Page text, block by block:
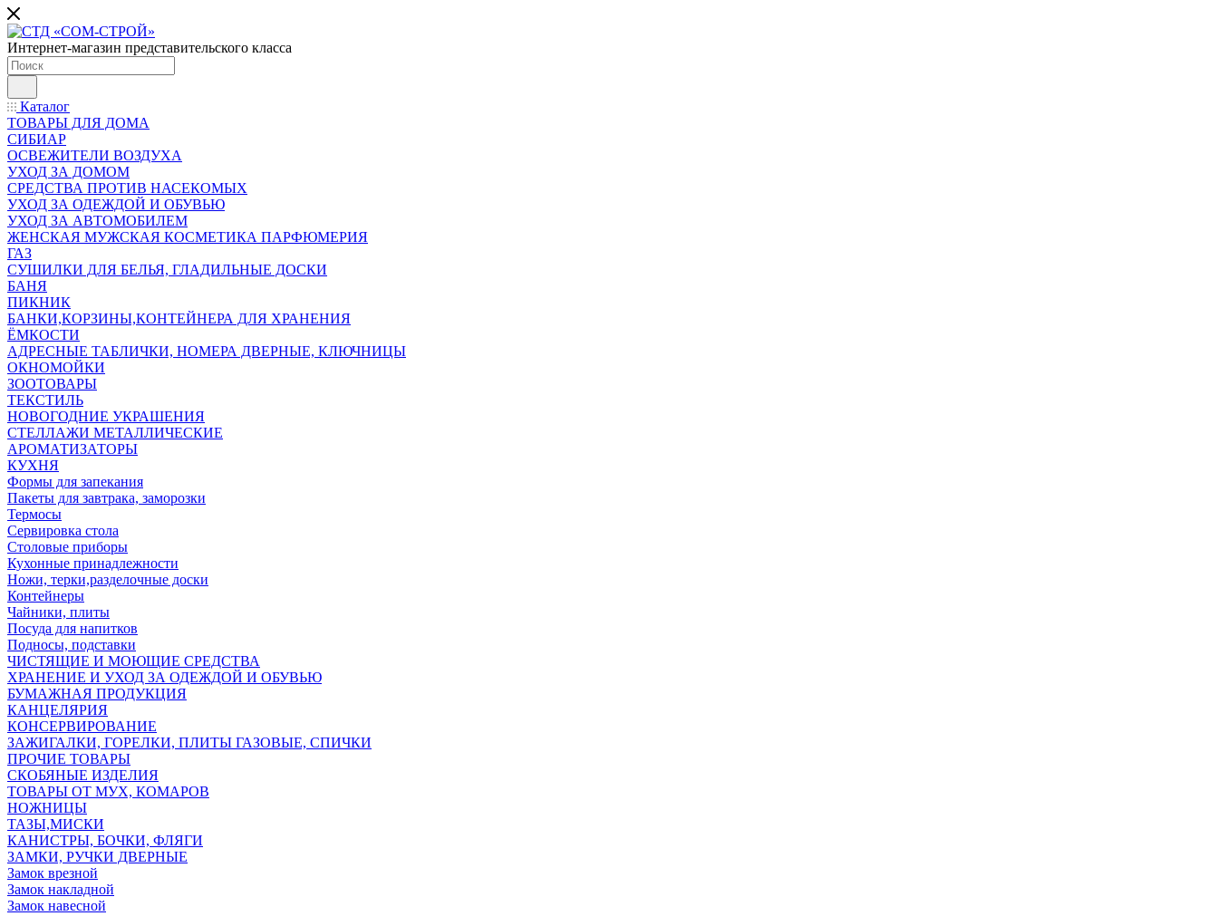
Интернет-магазин представительского класса
Каталог
ТОВАРЫ ДЛЯ ДОМА
СИБИАР
ОСВЕЖИТЕЛИ ВОЗДУХА
УХОД ЗА ДОМОМ
СРЕДСТВА ПРОТИВ НАСЕКОМЫХ
УХОД ЗА ОДЕЖДОЙ И ОБУВЬЮ
УХОД ЗА АВТОМОБИЛЕМ
ЖЕНСКАЯ МУЖСКАЯ КОСМЕТИКА ПАРФЮМЕРИЯ
ГАЗ
СУШИЛКИ ДЛЯ БЕЛЬЯ, ГЛАДИЛЬНЫЕ ДОСКИ
БАНЯ
ПИКНИК
БАНКИ,КОРЗИНЫ,КОНТЕЙНЕРА ДЛЯ ХРАНЕНИЯ
ЁМКОСТИ
АДРЕСНЫЕ ТАБЛИЧКИ, НОМЕРА ДВЕРНЫЕ, КЛЮЧНИЦЫ
ОКНОМОЙКИ
ЗООТОВАРЫ
ТЕКСТИЛЬ
НОВОГОДНИЕ УКРАШЕНИЯ
СТЕЛЛАЖИ МЕТАЛЛИЧЕСКИЕ
АРОМАТИЗАТОРЫ
КУХНЯ
Формы для запекания
Пакеты для завтрака, заморозки
Термосы
Сервировка стола
Столовые приборы
Кухонные принадлежности
Ножи, терки,разделочные доски
Контейнеры
Чайники, плиты
Посуда для напитков
Подносы, подставки
ЧИСТЯЩИЕ И МОЮЩИЕ СРЕДСТВА
ХРАНЕНИЕ И УХОД ЗА ОДЕЖДОЙ И ОБУВЬЮ
БУМАЖНАЯ ПРОДУКЦИЯ
КАНЦЕЛЯРИЯ
КОНСЕРВИРОВАНИЕ
ЗАЖИГАЛКИ, ГОРЕЛКИ, ПЛИТЫ ГАЗОВЫЕ, СПИЧКИ
ПРОЧИЕ ТОВАРЫ
СКОБЯНЫЕ ИЗДЕЛИЯ
ТОВАРЫ ОТ МУХ, КОМАРОВ
НОЖНИЦЫ
ТАЗЫ,МИСКИ
КАНИСТРЫ, БОЧКИ, ФЛЯГИ
ЗАМКИ, РУЧКИ ДВЕРНЫЕ
Замок врезной
Замок накладной
Замок навесной